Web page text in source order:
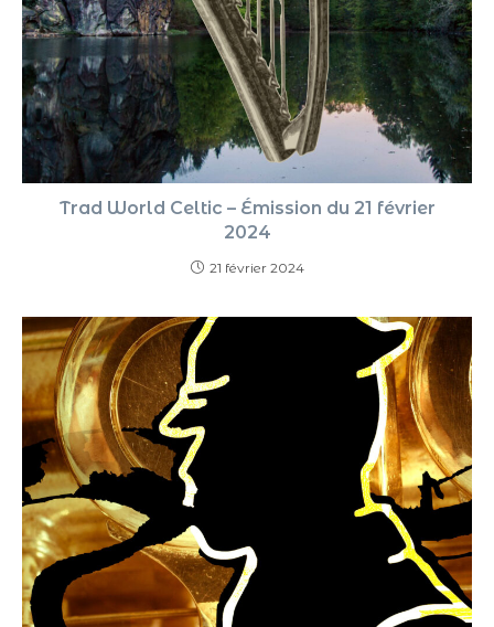
Trad World Celtic – Émission du 21 février
2024
21 février 2024